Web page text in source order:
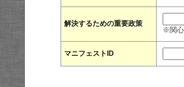
解決するための重要政策
※関心
マニフェストID